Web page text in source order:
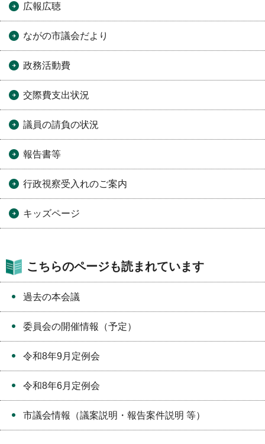
広報広聴
ながの市議会だより
政務活動費
交際費支出状況
議員の請負の状況
報告書等
行政視察受入れのご案内
キッズページ
こちらのページも読まれています
過去の本会議
委員会の開催情報（予定）
令和8年9月定例会
令和8年6月定例会
市議会情報（議案説明・報告案件説明 等）